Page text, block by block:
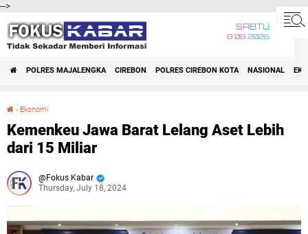
-->
SABTU
8 08 2026
POLRES MAJALENGKA CIREBON POLRES CIREBON KOTA NASIONAL
› Ekonomi
Kemenkeu Jawa Barat Lelang Aset Lebih
dari 15 Miliar
Fokus Kabar
Thursday, July 18, 2024